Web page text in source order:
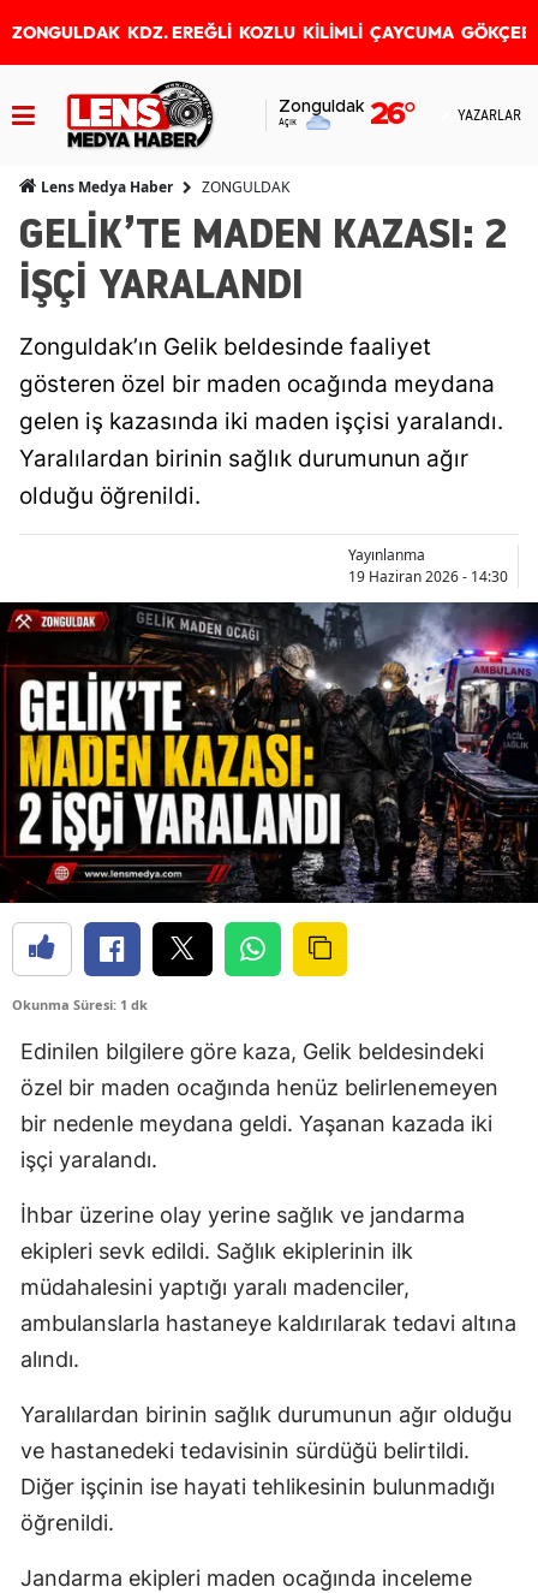
ZONGULDAK KDZ. EREĞLİ KOZLU KİLİMLİ ÇAYCUMA
Zonguldak
Açık 26° YAZARLAR
Lens Medya Haber ZONGULDAK
GELİK’TE MADEN KAZASI: 2
İŞÇİ YARALANDI
Zonguldak’ın Gelik beldesinde faaliyet
gösteren özel bir maden ocağında meydana
gelen iş kazasında iki maden işçisi yaralandı.
Yaralılardan birinin sağlık durumunun ağır
olduğu öğrenildi.
Yayınlanma
19 Haziran 2026 - 14:30
Okunma Süresi: 1 dk
Edinilen bilgilere göre kaza, Gelik beldesindeki
özel bir maden ocağında henüz belirlenemeyen
bir nedenle meydana geldi. Yaşanan kazada iki
işçi yaralandı.
İhbar üzerine olay yerine sağlık ve jandarma
ekipleri sevk edildi. Sağlık ekiplerinin ilk
müdahalesini yaptığı yaralı madenciler,
ambulanslarla hastaneye kaldırılarak tedavi altına
alındı.
Yaralılardan birinin sağlık durumunun ağır olduğu
ve hastanedeki tedavisinin sürdüğü belirtildi.
Diğer işçinin ise hayati tehlikesinin bulunmadığı
öğrenildi.
Jandarma ekipleri maden ocağında inceleme